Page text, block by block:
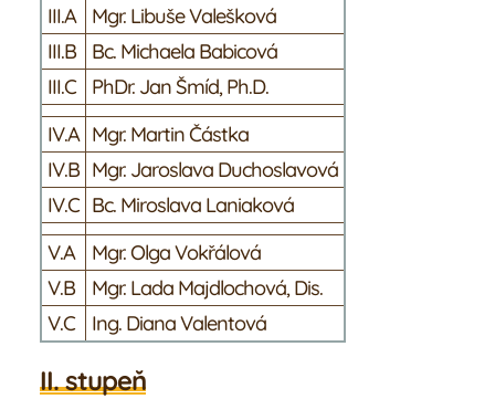
III.A
Mgr. Libuše Valešková
III.B
Bc. Michaela Babicová
III.C
PhDr. Jan Šmíd, Ph.D.
IV.A Mgr. Martin Částka
IV.B Mgr. Jaroslava Duchoslavová
IV.C Bc. Miroslava Laniaková
V.A
Mgr. Olga Vokřálová
V.B
Mgr. Lada Majdlochová, Dis.
V.C
Ing. Diana Valentová
II. stupeň